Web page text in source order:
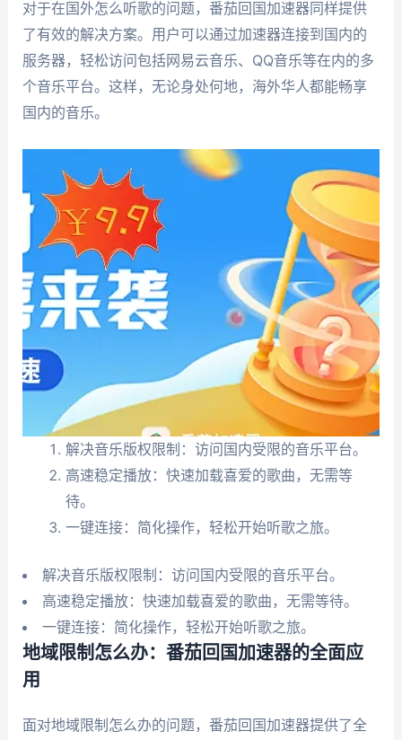
对于在国外怎么听歌的问题，番茄回国加速器同样提供
了有效的解决方案。用户可以通过加速器连接到国内的
服务器，轻松访问包括网易云音乐、QQ音乐等在内的多
个音乐平台。这样，无论身处何地，海外华人都能畅享
国内的音乐。
解决音乐版权限制：访问国内受限的音乐平台。
高速稳定播放：快速加载喜爱的歌曲，无需等
待。
一键连接：简化操作，轻松开始听歌之旅。
解决音乐版权限制：访问国内受限的音乐平台。
高速稳定播放：快速加载喜爱的歌曲，无需等待。
一键连接：简化操作，轻松开始听歌之旅。
地域限制怎么办：番茄回国加速器的全面应
用
面对地域限制怎么办的问题，番茄回国加速器提供了全